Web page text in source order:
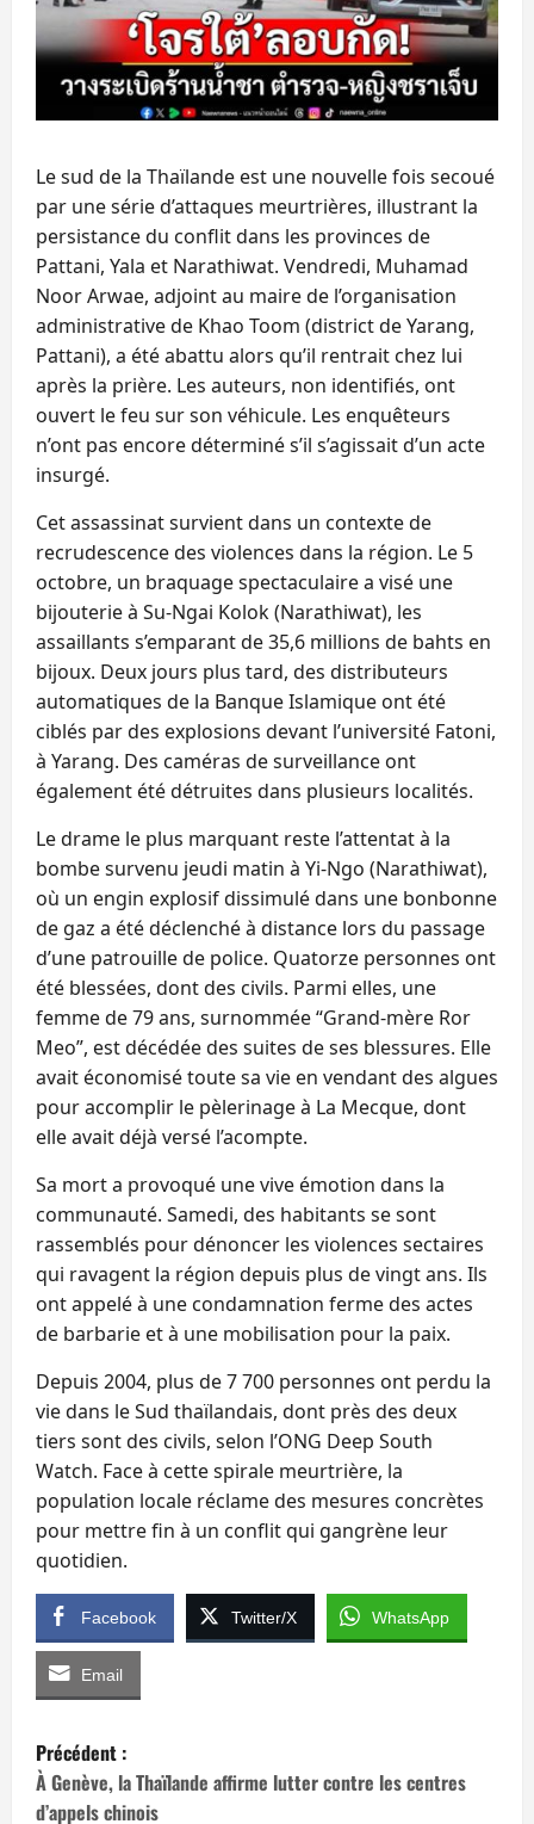
Le sud de la Thaïlande est une nouvelle fois secoué
par une série d’attaques meurtrières, illustrant la
persistance du conflit dans les provinces de
Pattani, Yala et Narathiwat. Vendredi, Muhamad
Noor Arwae, adjoint au maire de l’organisation
administrative de Khao Toom (district de Yarang,
Pattani), a été abattu alors qu’il rentrait chez lui
après la prière. Les auteurs, non identifiés, ont
ouvert le feu sur son véhicule. Les enquêteurs
n’ont pas encore déterminé s’il s’agissait d’un acte
insurgé.
Cet assassinat survient dans un contexte de
recrudescence des violences dans la région. Le 5
octobre, un braquage spectaculaire a visé une
bijouterie à Su-Ngai Kolok (Narathiwat), les
assaillants s’emparant de 35,6 millions de bahts en
bijoux. Deux jours plus tard, des distributeurs
automatiques de la Banque Islamique ont été
ciblés par des explosions devant l’université Fatoni,
à Yarang. Des caméras de surveillance ont
également été détruites dans plusieurs localités.
Le drame le plus marquant reste l’attentat à la
bombe survenu jeudi matin à Yi-Ngo (Narathiwat),
où un engin explosif dissimulé dans une bonbonne
de gaz a été déclenché à distance lors du passage
d’une patrouille de police. Quatorze personnes ont
été blessées, dont des civils. Parmi elles, une
femme de 79 ans, surnommée “Grand-mère Ror
Meo”, est décédée des suites de ses blessures. Elle
avait économisé toute sa vie en vendant des algues
pour accomplir le pèlerinage à La Mecque, dont
elle avait déjà versé l’acompte.
Sa mort a provoqué une vive émotion dans la
communauté. Samedi, des habitants se sont
rassemblés pour dénoncer les violences sectaires
qui ravagent la région depuis plus de vingt ans. Ils
ont appelé à une condamnation ferme des actes
de barbarie et à une mobilisation pour la paix.
Depuis 2004, plus de 7 700 personnes ont perdu la
vie dans le Sud thaïlandais, dont près des deux
tiers sont des civils, selon l’ONG Deep South
Watch. Face à cette spirale meurtrière, la
population locale réclame des mesures concrètes
pour mettre fin à un conflit qui gangrène leur
quotidien.
Facebook Twitter/X WhatsApp
Email
N
a
Précédent :
À Genève, la Thaïlande affirme lutter contre les centres
d’appels chinois